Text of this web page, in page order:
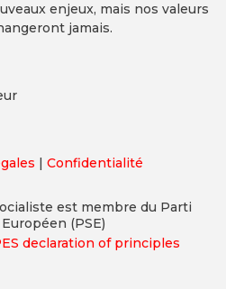
enjeux, mais nos valeurs
jamais.
| Confidentialité
est membre du Parti
(PSE)
declaration of principles